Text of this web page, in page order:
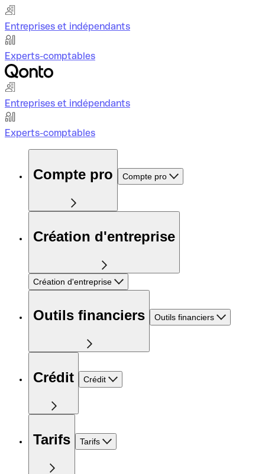
Entreprises et indépendants
Experts-comptables
Entreprises et indépendants
Experts-comptables
Compte pro Compte pro
Création d'entreprise
Création d'entreprise
Outils financiers Outils financiers
Crédit Crédit
Tarifs Tarifs